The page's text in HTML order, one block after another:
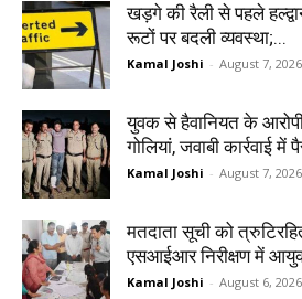
खड़गे की रैली से पहले
रूटों पर बदली व्यवस्था;...
Kamal Joshi - August 7, 2026
युवक से हैवानियत के
गोलियां, जवाबी कार्रवाई में
Kamal Joshi - August 7, 2026
मतदाता सूची को
एसआईआर निरीक्षण में
Kamal Joshi - August 6, 2026